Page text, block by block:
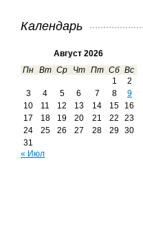
Календарь
Август 2026
Пн Вт Ср Чт Пт Сб Вс
1
2
3
4 5 6 7 8
9
10
11 12 13 14 15
16
17
18 19 20 21 22
23
24
25 26 27 28 29
30
31
« Июл